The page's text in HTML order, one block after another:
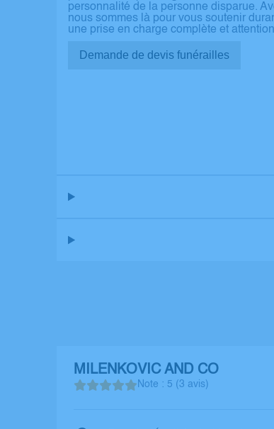
personnalité de la personne disparue.
nous sommes là pour vous soutenir
une prise en charge complète et
Demande de devis funérailles
MILENKOVIC AND CO
Note : 5 (3 avis)